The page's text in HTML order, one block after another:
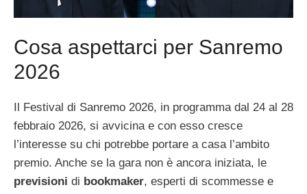
Cosa aspettarci per Sanremo
2026
Il Festival di Sanremo 2026, in programma dal 24 al 28
febbraio 2026, si avvicina e con esso cresce
l’interesse su chi potrebbe portare a casa l’ambito
premio. Anche se la gara non è ancora iniziata, le
previsioni di bookmaker, esperti di scommesse e